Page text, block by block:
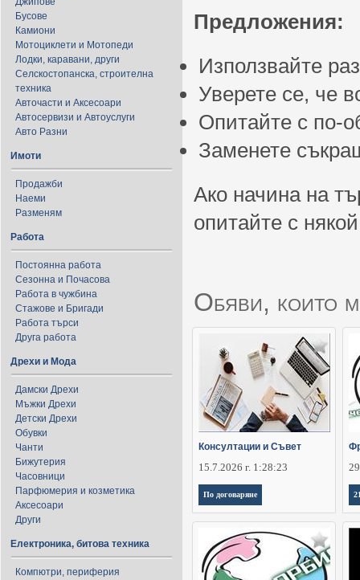
Бусове
Камиони
Мотоциклети и Мотопеди
Лодки, каравани, други
Селскостопанска, строителна
техника
Авточасти и Аксесоари
Автосервизи и Автоуслуги
Авто Разни
Имоти
Продажби
Наеми
Разменям
Работа
Постоянна работа
Сезонна и Почасова
Работа в чужбина
Стажове и Бригади
Работа търси
Друга работа
Дрехи и Мода
Дамски Дрехи
Мъжки Дрехи
Детски Дрехи
Обувки
Чанти
Бижутерия
Часовници
Парфюмерия и козметика
Аксесоари
Други
Електроника, битова техника
Компютри, периферия
Предложения:
Използвайте
Уверете се, че
Опитайте с по-
Заменете
Ако начина на
опитайте с
Обяви, които
Консултации и Съвет
15.7.2026 г. 1:28:23
По договаряне